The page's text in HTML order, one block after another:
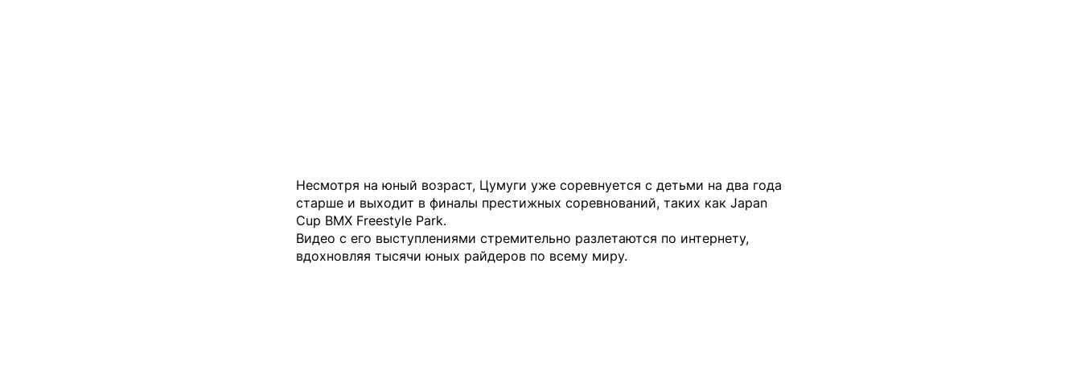
Несмотря на юный возраст, Цумуги уже соревнуется с детьми на два года
старше и выходит в финалы престижных соревнований, таких как Japan
Cup BMX Freestyle Park.
Видео с его выступлениями стремительно разлетаются по интернету,
вдохновляя тысячи юных райдеров по всему миру.